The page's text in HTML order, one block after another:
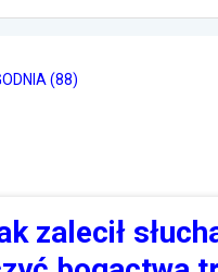
(88)
zalecił